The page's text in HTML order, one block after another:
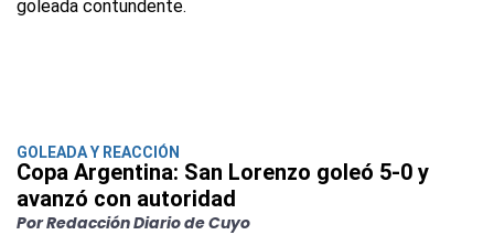
GOLEADA Y REACCIÓN
Copa Argentina: San Lorenzo goleó 5-0 y
avanzó con autoridad
Por Redacción Diario de Cuyo